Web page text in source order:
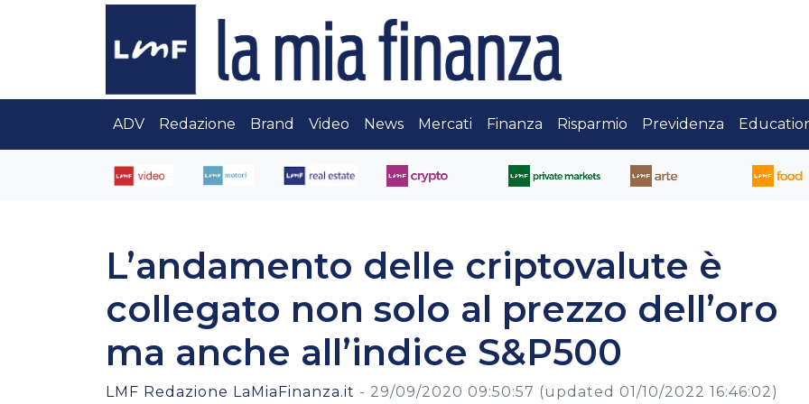
ADV Redazione Brand Video News Mercati Finanza Risparmio Previdenza
L’andamento delle criptovalute è
collegato non solo al prezzo dell’oro
ma anche all’indice S&P500
LMF Redazione LaMiaFinanza.it - 29/09/2020 09:50:57 (updated 01/10/2022 16:46:02)